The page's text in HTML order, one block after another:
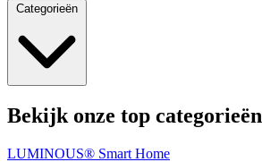
Categorieën
Bekijk onze top categorieën
LUMINOUS® Smart Home